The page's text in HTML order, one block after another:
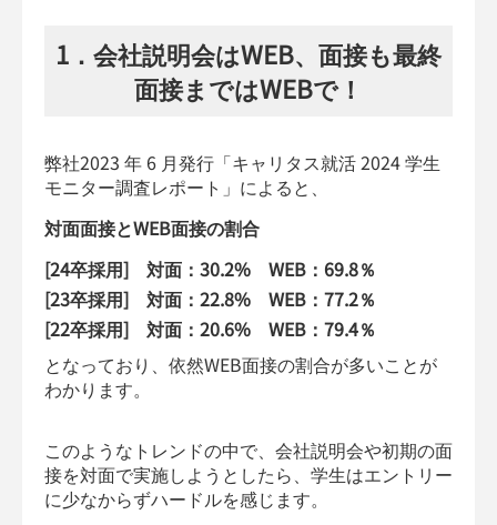
1．会社説明会はWEB、面接も最終
面接まではWEBで！
弊社2023 年 6 月発行「キャリタス就活 2024 学生
モニター調査レポート」によると、
対面面接とWEB面接の割合
[24卒採用] 対面：30.2% WEB：69.8％
[23卒採用] 対面：22.8% WEB：77.2％
[22卒採用] 対面：20.6% WEB：79.4％
となっており、依然WEB面接の割合が多いことが
わかります。
このようなトレンドの中で、会社説明会や初期の面
接を対面で実施しようとしたら、学生はエントリー
に少なからずハードルを感じます。